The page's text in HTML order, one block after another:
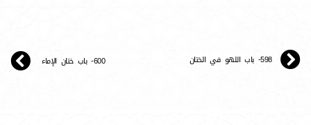
598- باب اللهو في الختان 600- باب ختان الإماء